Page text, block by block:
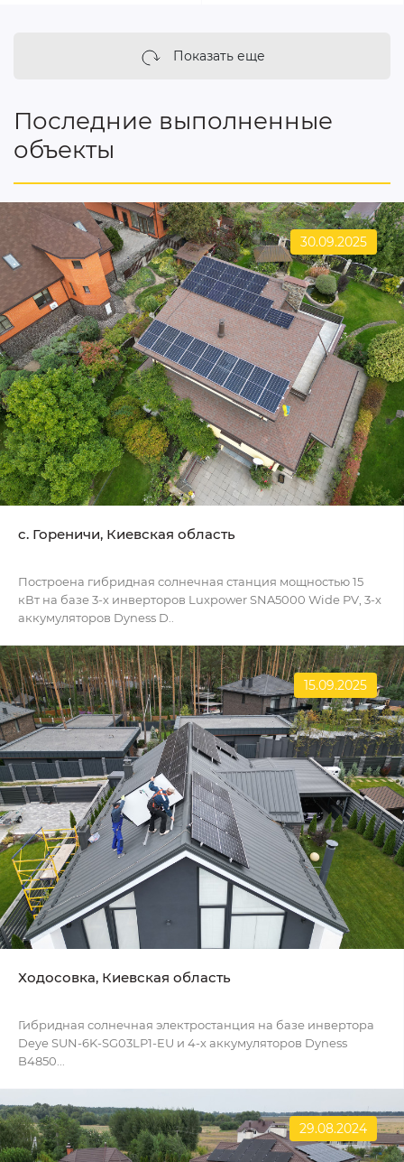
Показать еще
Последние выполненные
объекты
30.09.2025
c. Гореничи, Киевская область
Построена гибридная солнечная станция мощностью 15
кВт на базе 3-х инверторов Luxpower SNA5000 Wide PV, 3-х
аккумуляторов Dyness D..
15.09.2025
Ходосовка, Киевская область
Гибридная солнечная электростанция на базе инвертора
Deye SUN-6K-SG03LP1-EU и 4-х аккумуляторов Dyness
B4850...
29.08.2024